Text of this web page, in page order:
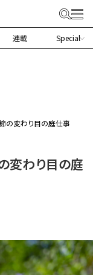
連載 Special
の変わり目の庭仕事
変わり目の庭